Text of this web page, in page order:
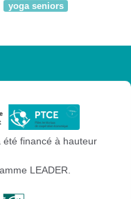
yoga seniors
été financé à hauteur
LEADER.